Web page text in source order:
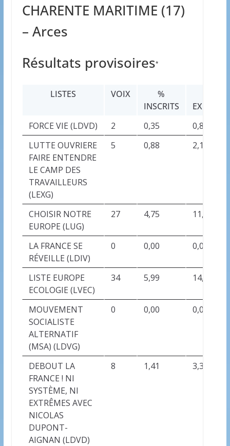
CHARENTE MARITIME (17)
– Arces
Résultats provisoires*
LISTES VOIX
%
INSCRITS
FORCE VIE (LDVD)
2 0,35
0,84
LUTTE OUVRIERE
FAIRE ENTENDRE
LE CAMP DES
TRAVAILLEURS
(LEXG)
5 0,88 2,10
CHOISIR NOTRE
EUROPE (LUG)
27 4,75 11,34
LA FRANCE SE
RÉVEILLE (LDIV)
0 0,00 0,00
LISTE EUROPE
ECOLOGIE (LVEC)
34 5,99 14,29
MOUVEMENT
SOCIALISTE
ALTERNATIF
(MSA) (LDVG)
0 0,00 0,00
DEBOUT LA
FRANCE ! NI
SYSTÈME, NI
EXTRÊMES AVEC
NICOLAS
DUPONT-
AIGNAN (LDVD)
8 1,41 3,36